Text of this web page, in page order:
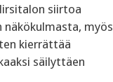
siirtoa
myös
kierrättää
säilyttäen